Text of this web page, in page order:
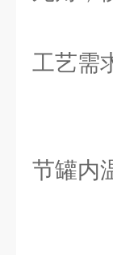
工艺需
2
节罐内